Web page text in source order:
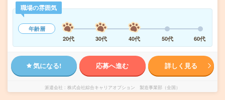
職場の雰囲気
年齢層
20代
30代 40代 50代 60代
気になる! 応募へ進む 詳しく見る
派遣会社 株式会社綜合キャリアオプション 製造事業部（全国）